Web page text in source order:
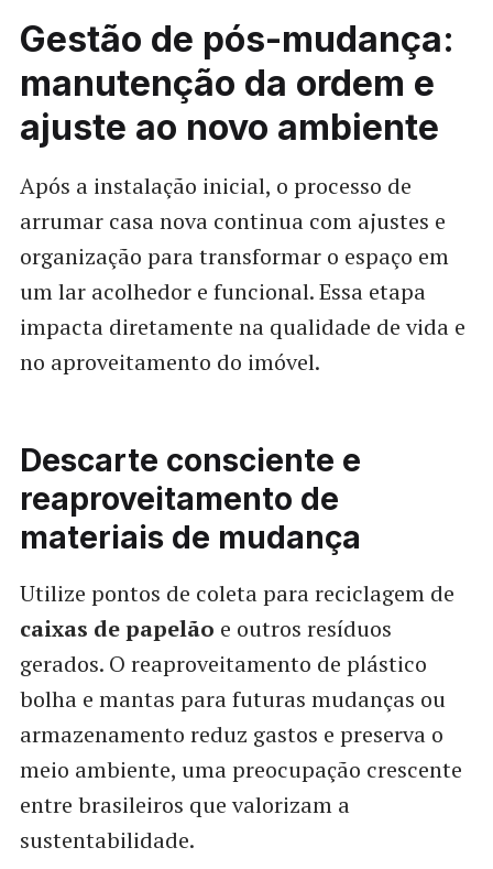
Gestão de pós-mudança:
manutenção da ordem e
ajuste ao novo ambiente
Após a instalação inicial, o processo de
arrumar casa nova continua com ajustes e
organização para transformar o espaço em
um lar acolhedor e funcional. Essa etapa
impacta diretamente na qualidade de vida e
no aproveitamento do imóvel.
Descarte consciente e
reaproveitamento de
materiais de mudança
Utilize pontos de coleta para reciclagem de
caixas de papelão e outros resíduos
gerados. O reaproveitamento de plástico
bolha e mantas para futuras mudanças ou
armazenamento reduz gastos e preserva o
meio ambiente, uma preocupação crescente
entre brasileiros que valorizam a
sustentabilidade.